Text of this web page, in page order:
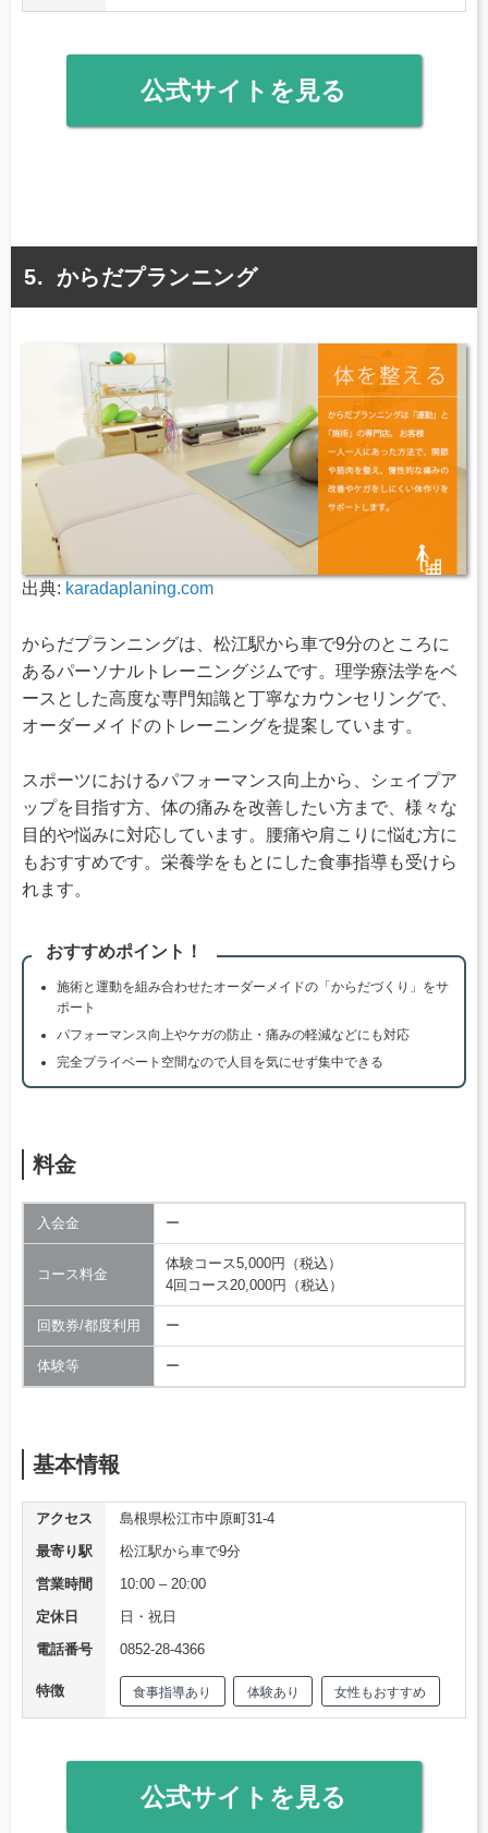
公式サイトを見る
からだプランニング
出典: karadaplaning.com
からだプランニングは、松江駅から車で9分のところに
あるパーソナルトレーニングジムです。理学療法学をベ
ースとした高度な専門知識と丁寧なカウンセリングで、
オーダーメイドのトレーニングを提案しています。
スポーツにおけるパフォーマンス向上から、シェイプア
ップを目指す方、体の痛みを改善したい方まで、様々な
目的や悩みに対応しています。腰痛や肩こりに悩む方に
もおすすめです。栄養学をもとにした食事指導も受けら
れます。
おすすめポイント！
施術と運動を組み合わせたオーダーメイドの「からだづくり」をサ
ポート
パフォーマンス向上やケガの防止・痛みの軽減などにも対応
完全プライベート空間なので人目を気にせず集中できる
料金
入会金 ー
コース料金
体験コース5,000円（税込）
4回コース20,000円（税込）
回数券/都度利用 ー
体験等 ー
基本情報
アクセス
島根県松江市中原町31-4
最寄り駅
松江駅から車で9分
営業時間
10:00 – 20:00
定休日
日・祝日
電話番号
0852-28-4366
特徴 食事指導あり 体験あり 女性もおすすめ
公式サイトを見る